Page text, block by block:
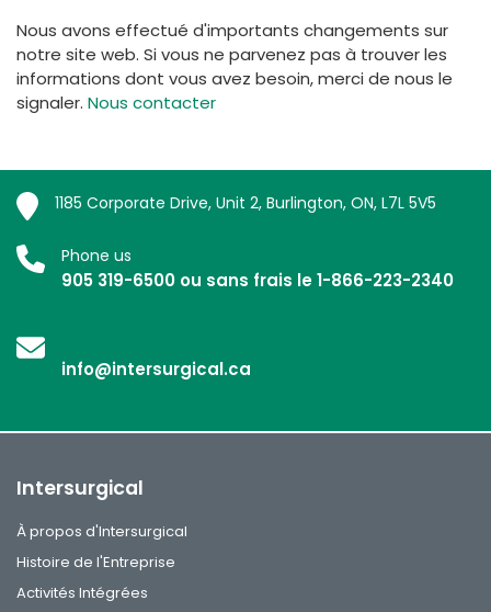
Nous avons effectué d'importants changements sur
notre site web. Si vous ne parvenez pas à trouver les
informations dont vous avez besoin, merci de nous le
signaler. Nous contacter
1185 Corporate Drive, Unit 2, Burlington, ON, L7L 5V5
Phone us
905 319-6500 ou sans frais le 1-866-223-2340
info@intersurgical.ca
Intersurgical
À propos d'Intersurgical
Histoire de l'Entreprise
Activités Intégrées